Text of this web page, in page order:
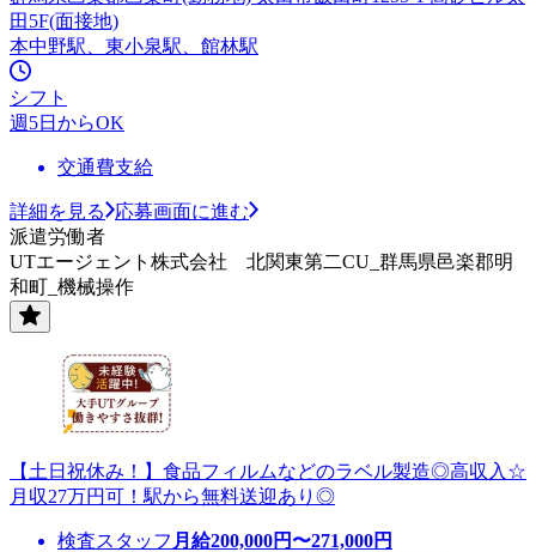
田5F(面接地)
本中野駅、東小泉駅、館林駅
シフト
週5日からOK
交通費支給
詳細を見る
応募画面に進む
派遣労働者
UTエージェント株式会社 北関東第二CU_群馬県邑楽郡明
和町_機械操作
【土日祝休み！】食品フィルムなどのラベル製造◎高収入☆
月収27万円可！駅から無料送迎あり◎
検査スタッフ 月給200,000円〜271,000円